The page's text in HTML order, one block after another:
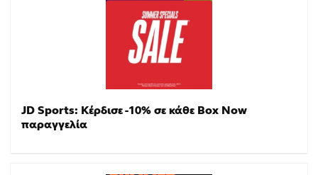
JD Sports: Κέρδισε -10% σε κάθε Box Now
παραγγελία